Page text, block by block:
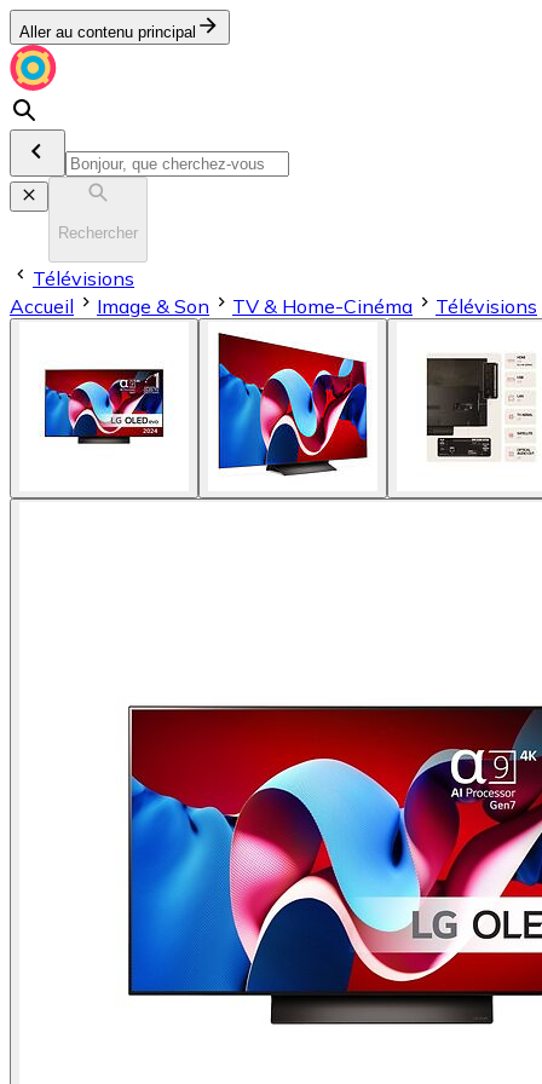
Aller au contenu principal
Rechercher
Télévisions
Accueil
Image & Son TV & Home-Cinéma Télévisions